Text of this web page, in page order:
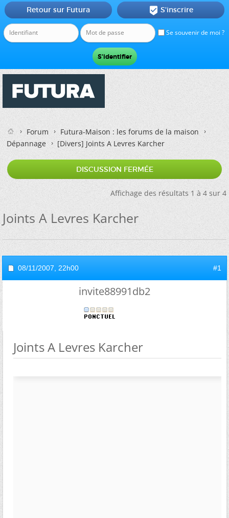
Se souvenir de moi ?
Retour sur Futura  S'inscrire
Forum
Futura-Maison : les forums de la maison
Dépannage
[Divers]Joints A Levres Karcher
DISCUSSION FERMÉE
Affichage des résultats 1 à 4 sur 4
Joints A Levres Karcher
08/11/2007, 22h00 #1
invite88991db2
Joints A Levres Karcher